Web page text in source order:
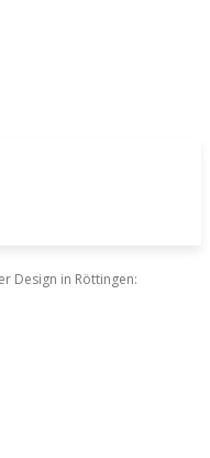
Design in Röttingen: